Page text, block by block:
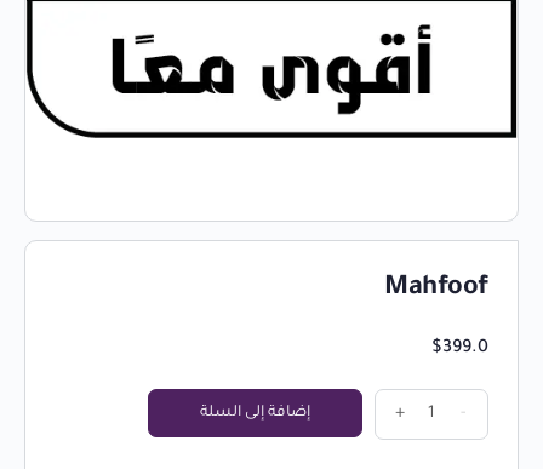
Mahfoof
$399.0
-
+ إضافة إلى السلة